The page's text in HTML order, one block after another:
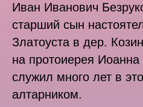
Иван Иванович
старший сын
Златоуста в дер.
на протоиерея
служил много лет в
алтарником.